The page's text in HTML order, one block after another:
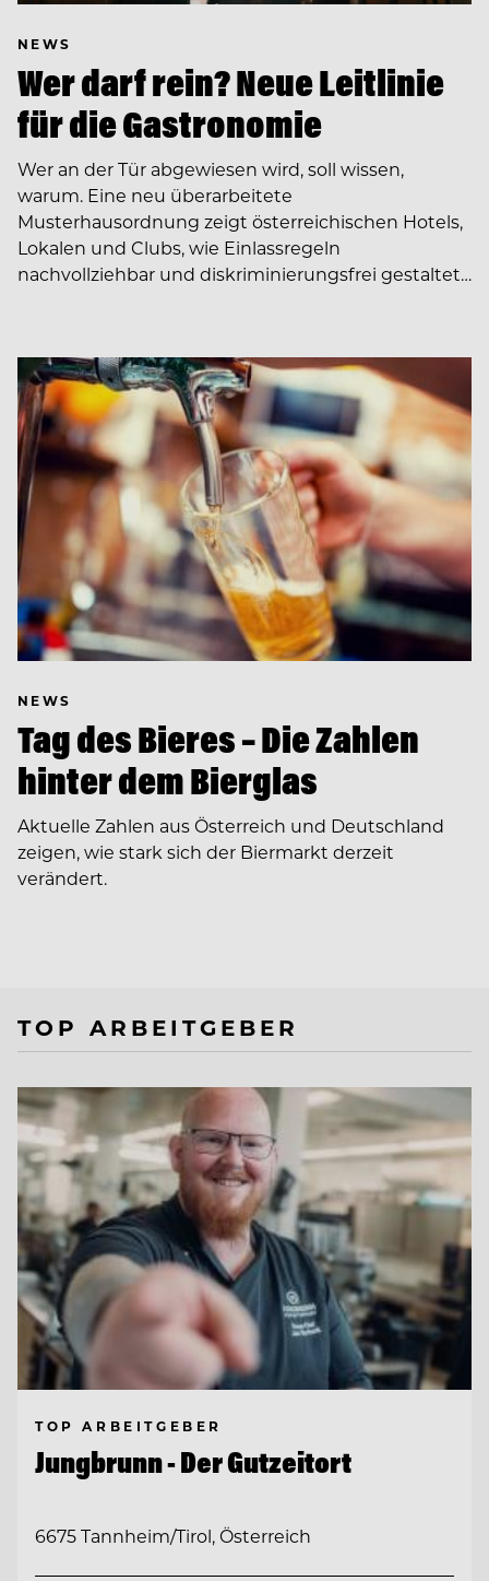
NEWS
Wer darf rein? Neue Leitlinie
für die Gastronomie
Wer an der Tür abgewiesen wird, soll wissen,
warum. Eine neu überarbeitete
Musterhausordnung zeigt österreichischen Hotels,
Lokalen und Clubs, wie Einlassregeln
nachvollziehbar und diskriminierungsfrei gestaltet…
NEWS
Tag des Bieres – Die Zahlen
hinter dem Bierglas
Aktuelle Zahlen aus Österreich und Deutschland
zeigen, wie stark sich der Biermarkt derzeit
verändert.
TOP ARBEITGEBER
TOP ARBEITGEBER
Jungbrunn - Der Gutzeitort
6675 Tannheim/Tirol, Österreich